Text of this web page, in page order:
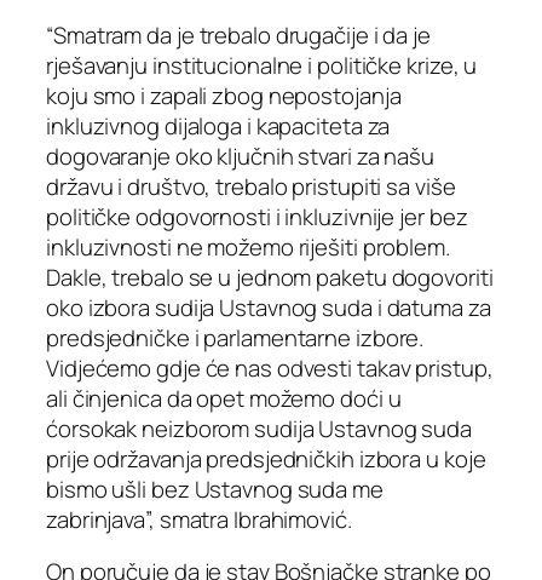
“Smatram da je trebalo drugačije i da je
rješavanju institucionalne i političke krize, u
koju smo i zapali zbog nepostojanja
inkluzivnog dijaloga i kapaciteta za
dogovaranje oko ključnih stvari za našu
državu i društvo, trebalo pristupiti sa više
političke odgovornosti i inkluzivnije jer bez
inkluzivnosti ne možemo riješiti problem.
Dakle, trebalo se u jednom paketu dogovoriti
oko izbora sudija Ustavnog suda i datuma za
predsjedničke i parlamentarne izbore.
Vidjećemo gdje će nas odvesti takav pristup,
ali činjenica da opet možemo doći u
ćorsokak neizborom sudija Ustavnog suda
prije održavanja predsjedničkih izbora u koje
bismo ušli bez Ustavnog suda me
zabrinjava”, smatra Ibrahimović.
On poručuje da je stav Bošnjačke stranke po